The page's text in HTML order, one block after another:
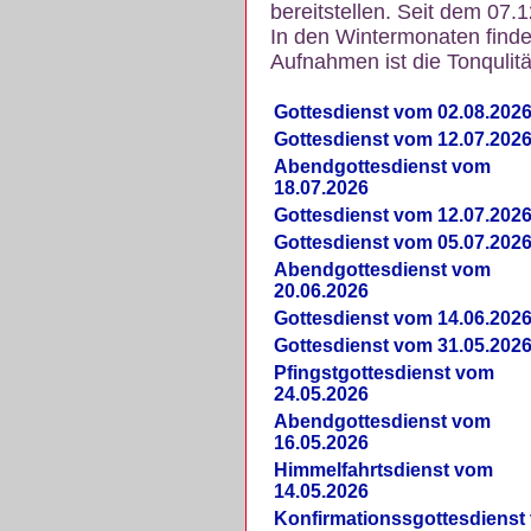
bereitstellen. Seit dem
In den Wintermonaten
Aufnahmen ist die
Gottesdienst vom
Gottesdienst vom
Abendgottesdienst vom
18.07.2026
Gottesdienst vom
Gottesdienst vom
Abendgottesdienst vom
20.06.2026
Gottesdienst vom
Gottesdienst vom
Pfingstgottesdienst vom
24.05.2026
Abendgottesdienst vom
16.05.2026
Himmelfahrtsdienst vom
14.05.2026
Konfirmationssgottesdienst